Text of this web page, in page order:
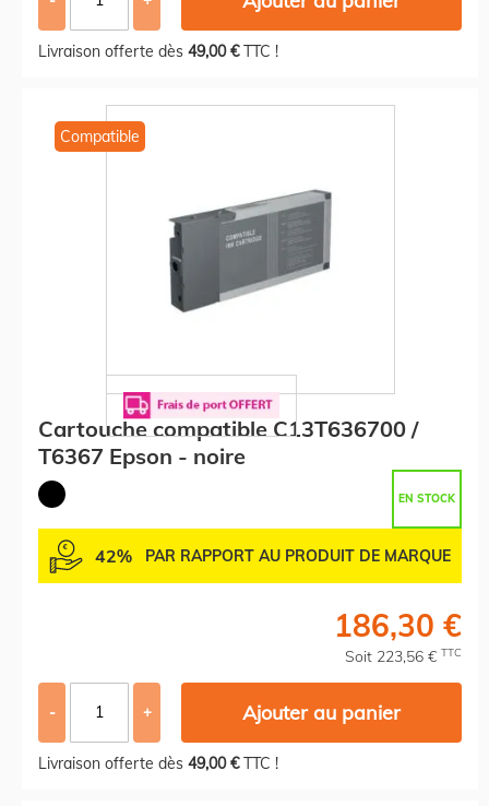
Livraison offerte dès 49,00 €TTC !
Compatible
Cartouche compatible C13T636700 /
T6367 Epson - noire
EN STOCK
42% PAR RAPPORT AU PRODUIT DE MARQUE
186,30 €
Soit 223,56 € TTC
- + Ajouter au panier
Livraison offerte dès 49,00 €TTC !